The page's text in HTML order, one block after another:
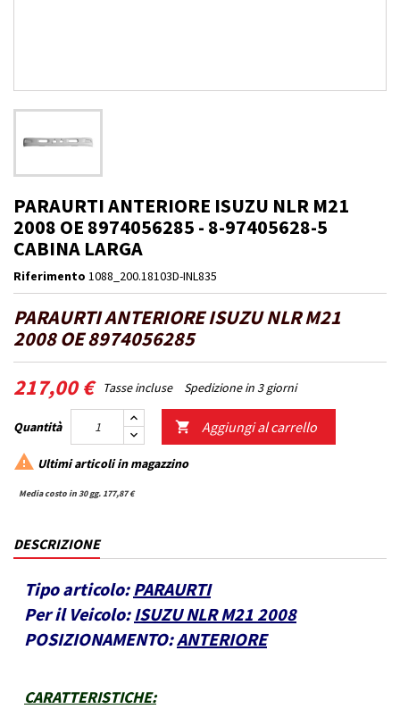
PARAURTI ANTERIORE ISUZU NLR M21
2008 OE 8974056285 - 8-97405628-5
CABINA LARGA
Riferimento 1088_200.18103D-INL835
PARAURTI ANTERIORE ISUZU NLR M21
2008 OE 8974056285
217,00 € Tasse incluse Spedizione in 3 giorni
Quantità  Aggiungi al carrello
 Ultimi articoli in magazzino
Media costo in 30 gg. 177,87 €
DESCRIZIONE
Tipo articolo: PARAURTI
Per il Veicolo: ISUZU NLR M21 2008
POSIZIONAMENTO:ANTERIORE
CARATTERISTICHE: